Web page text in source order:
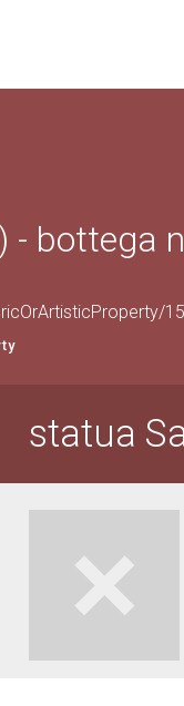
- bottega
statua